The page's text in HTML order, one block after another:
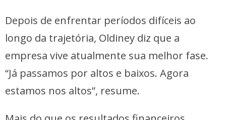
Depois de enfrentar períodos difíceis ao
longo da trajetória, Oldiney diz que a
empresa vive atualmente sua melhor fase.
“Já passamos por altos e baixos. Agora
estamos nos altos”, resume.